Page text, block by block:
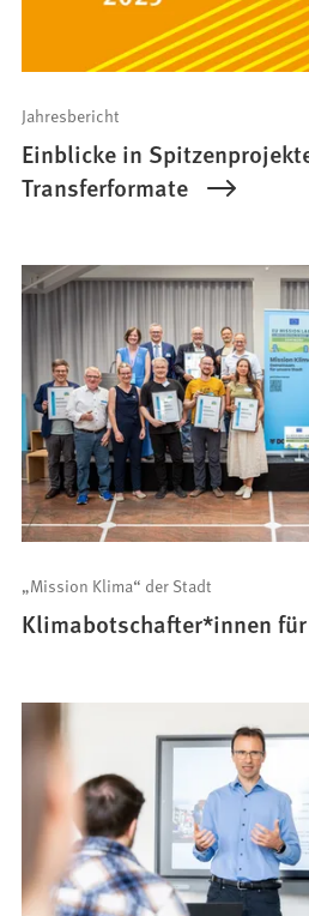
Jahresbericht
Einblicke in
Transferformate
„Mission Klima“ der Stadt
Klimabotschafter*innen